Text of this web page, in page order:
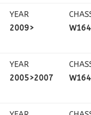
YEAR
2009>
YEAR
2005>2007